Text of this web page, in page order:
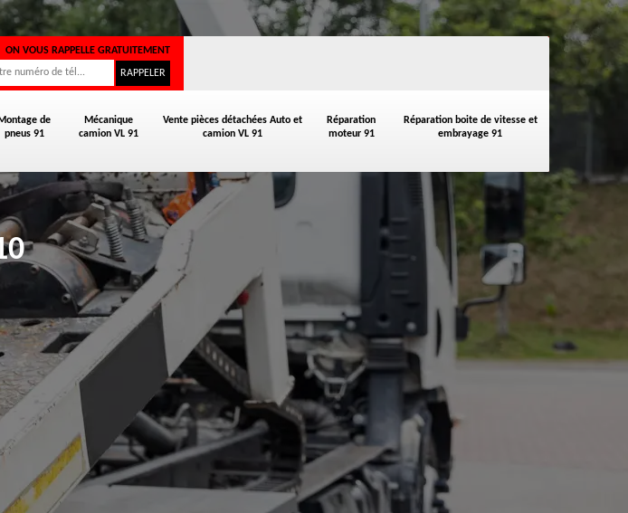
Montage de
pneus 91
Mécanique
camion VL 91
Vente pièces détachées Auto et
camion VL 91
Réparation
moteur 91
Réparation boite de vitesse et
embrayage 91
ON VOUS RAPPELLE GRATUITEMENT